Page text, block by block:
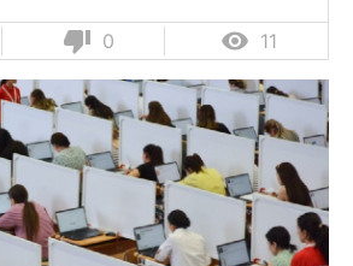
thumb_down 0  11